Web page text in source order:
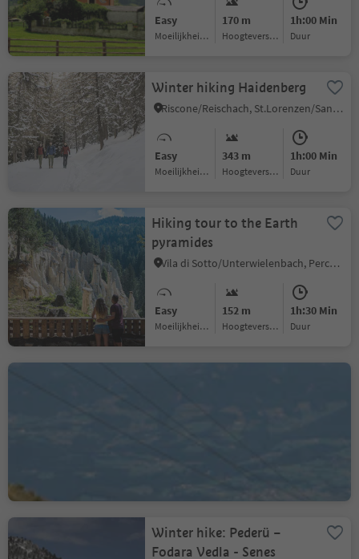
Easy
Moeilijkheidsgraad
170 m
Hoogteverschil
1h:00 Min
Duur
Winter hiking Haidenberg
Riscone/Reischach, St.Lorenzen/San Lorenzo di Sebato, Dolomites Region Kronplatz/Plan de Corones
Easy
Moeilijkheidsgraad
343 m
Hoogteverschil
1h:00 Min
Duur
Hiking tour to the Earth
pyramides
Vila di Sotto/Unterwielenbach, Percha/Perca, Dolomites Region Kronplatz/Plan de Corones
Easy
Moeilijkheidsgraad
152 m
Hoogteverschil
1h:30 Min
Duur
Winter hike: Pederü –
Fodara Vedla - Senes